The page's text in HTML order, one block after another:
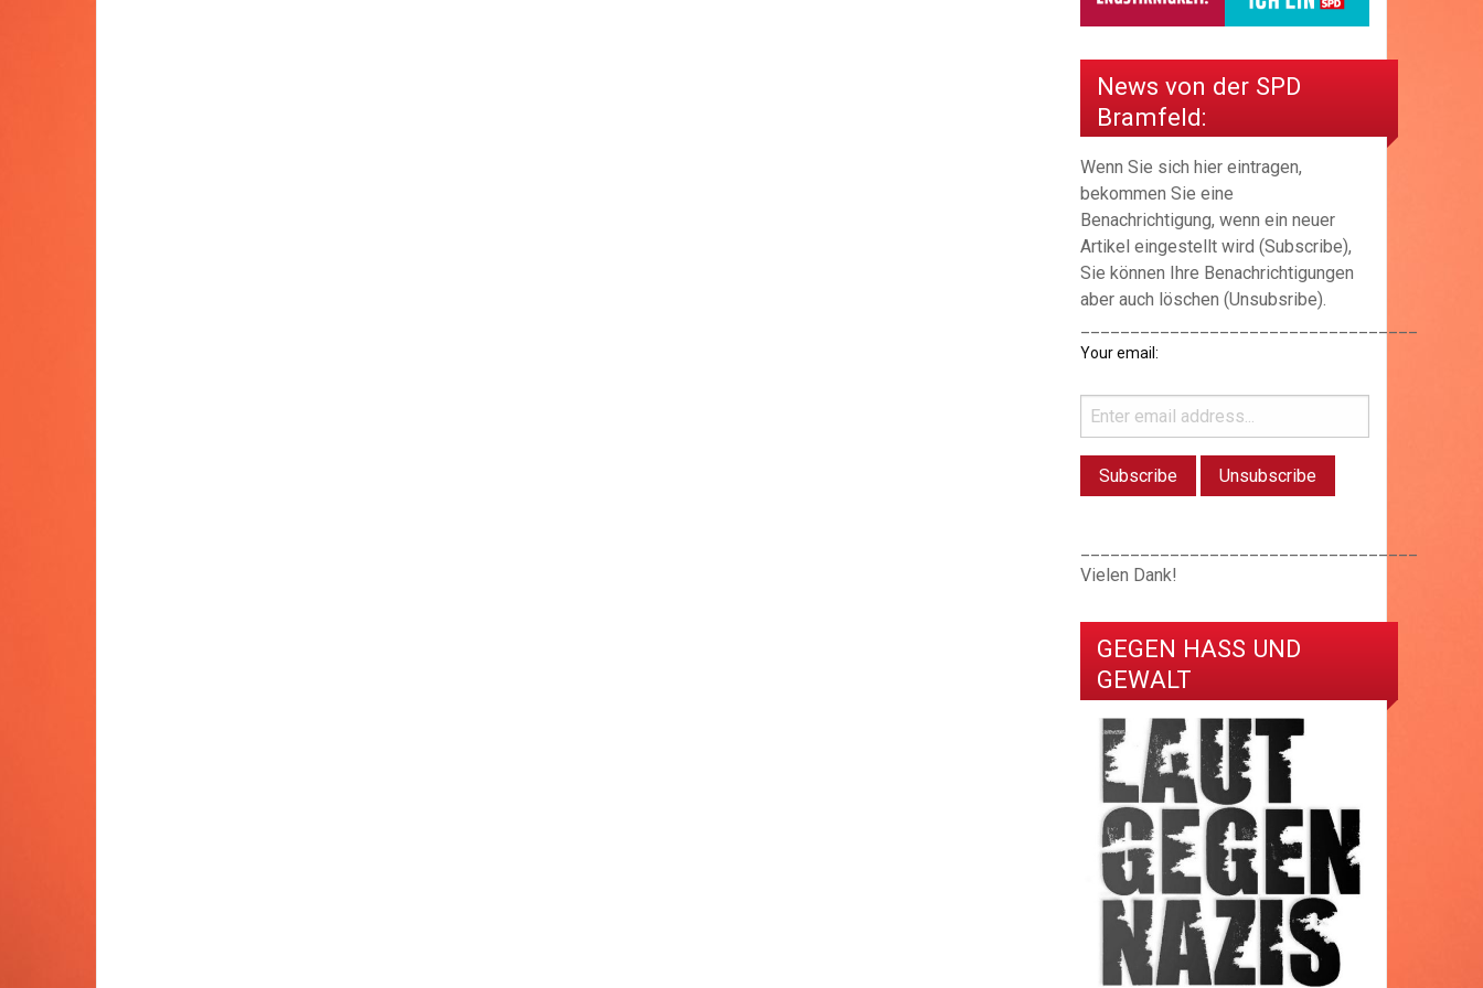
News von der SPD
Bramfeld:
Wenn Sie sich hier eintragen,
bekommen Sie eine
Benachrichtigung, wenn ein neuer
Artikel eingestellt wird (Subscribe),
Sie können Ihre Benachrichtigungen
aber auch löschen (Unsubsribe).
Your email:
Vielen Dank!
GEGEN HASS UND
GEWALT